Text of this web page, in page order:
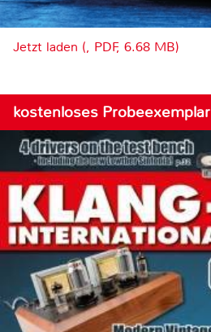
Jetzt laden (, PDF, 6.68 MB)
kostenloses Probeexemplar